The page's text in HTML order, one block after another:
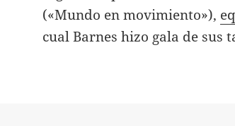
(«Mundo en movimiento»),
cual Barnes hizo gala de sus